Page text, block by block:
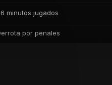
minutos jugados
por penales